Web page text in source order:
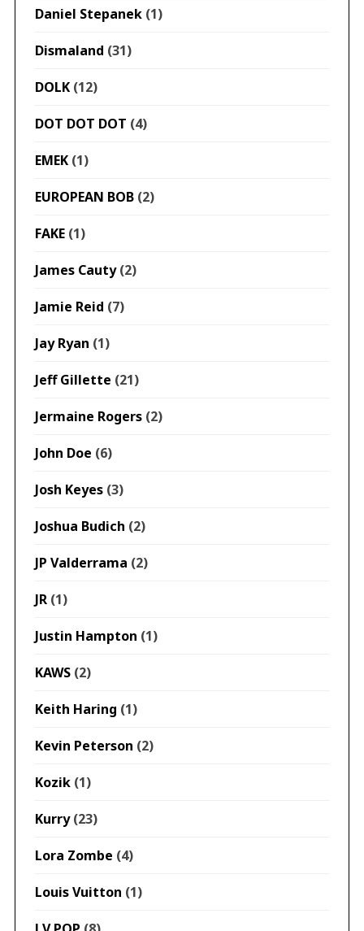
Daniel Stepanek(1)
Dismaland (31)
DOLK(12)
DOT DOT DOT (4)
EMEK(1)
EUROPEAN BOB(2)
FAKE(1)
James Cauty(2)
Jamie Reid (7)
Jay Ryan (1)
Jeff Gillette (21)
Jermaine Rogers(2)
John Doe (6)
Josh Keyes(3)
Joshua Budich (2)
JP Valderrama (2)
JR(1)
Justin Hampton (1)
KAWS(2)
Keith Haring (1)
Kevin Peterson (2)
Kozik(1)
Kurry(23)
Lora Zombe (4)
Louis Vuitton (1)